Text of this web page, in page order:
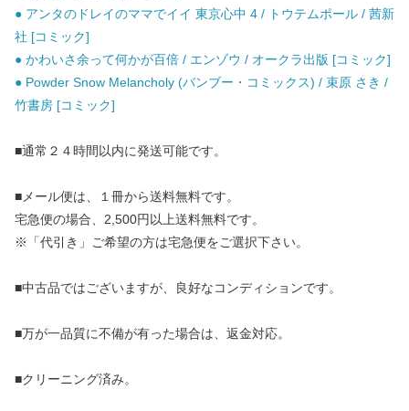
● アンタのドレイのママでイイ 東京心中 4 / トウテムポール / 茜新
社 [コミック]
● かわいさ余って何かが百倍 / エンゾウ / オークラ出版 [コミック]
● Powder Snow Melancholy (バンブー・コミックス) / 束原 さき /
竹書房 [コミック]
■通常２４時間以内に発送可能です。
■メール便は、１冊から送料無料です。
宅急便の場合、2,500円以上送料無料です。
※「代引き」ご希望の方は宅急便をご選択下さい。
■中古品ではございますが、良好なコンディションです。
■万が一品質に不備が有った場合は、返金対応。
■クリーニング済み。